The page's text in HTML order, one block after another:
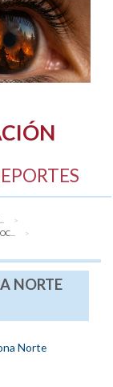
NORTE
Norte